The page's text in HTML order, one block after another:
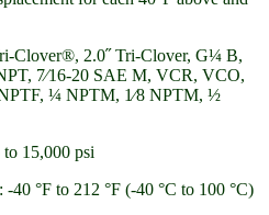
Clover®, 2.0˝ Tri-Clover, G¼ B,
7⁄16-20 SAE M, VCR, VCO,
¼ NPTM, 1⁄8 NPTM, ½
to 15,000 psi
40 °F to 212 °F (-40 °C to 100 °C)